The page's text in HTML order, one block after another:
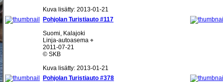
Kuva lisätty: 2013-01-21
Pohjolan Turistiauto #117
Suomi, Kalajoki
Linja-autoasema ⌖
2011-07-21
© SKB
Kuva lisätty: 2013-01-21
Pohjolan Turistiauto #378